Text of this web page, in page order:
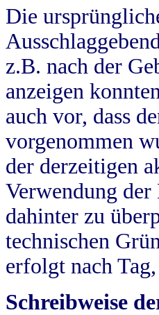
Die
z.B. nach der
anzeigen
auch vor, dass
vorgenommen
der derzeitigen
Verwendung
dahinter zu
technischen
erfolgt nach
Schreibweise